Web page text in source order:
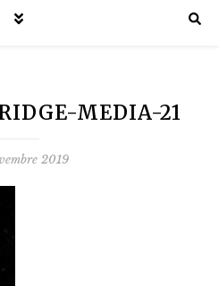
famille et expatriation
MEDIA-21
2019